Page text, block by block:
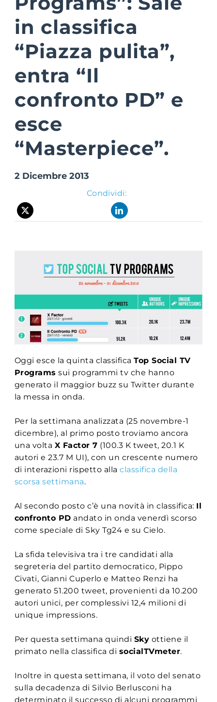
Suite Login
in classifica
“Piazza pulita”,
entra “Il
confronto PD” e
esce
“Masterpiece”.
2 Dicembre 2013
Condividi:
Oggi esce la quinta classificaTop Social TV
Programs sui programmi tv che hanno
generato il maggior buzz su Twitter durante
la messa in onda.
Per la settimana analizzata (25 novembre-1
dicembre), al primo posto troviamo ancora
una volta X Factor 7 (100.3 K tweet, 20.1 K
autori e 23.7 M UI), con un crescente numero
di interazioni rispetto allaclassifica della
scorsa settimana.
Al secondo posto c’è una novità in classifica: Il
confronto PD andato in onda venerdì scorso
come speciale di Sky Tg24 e su Cielo.
La sfida televisiva tra i tre candidati alla
segreteria del partito democratico, Pippo
Civati, Gianni Cuperlo e Matteo Renzi ha
generato 51.200 tweet, provenienti da 10.200
autori unici, per complessivi 12,4 milioni di
unique impressions.
Per questa settimana quindi Sky ottiene il
primato nella classifica di socialTVmeter.
Inoltre in questa settimana, il voto del senato
sulla decadenza di Silvio Berlusconi ha
determinato il successo di alcuni programmi